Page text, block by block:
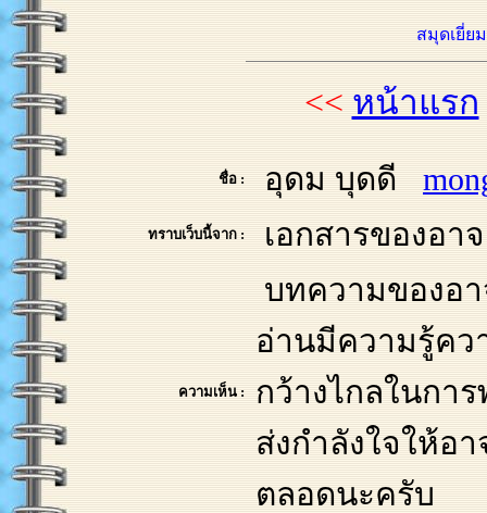
สมุดเยี่ย
<< หน้าแรก
ชื่อ : อุดม บุดดี
ทราบเว็บนี้จาก : เอกสารของอา
ความเห็น :
บทความของอ
อ่านมีความรู้คว
กว้างไกลในกา
ส่งกำลังใจให้อ
ตลอดนะครับ